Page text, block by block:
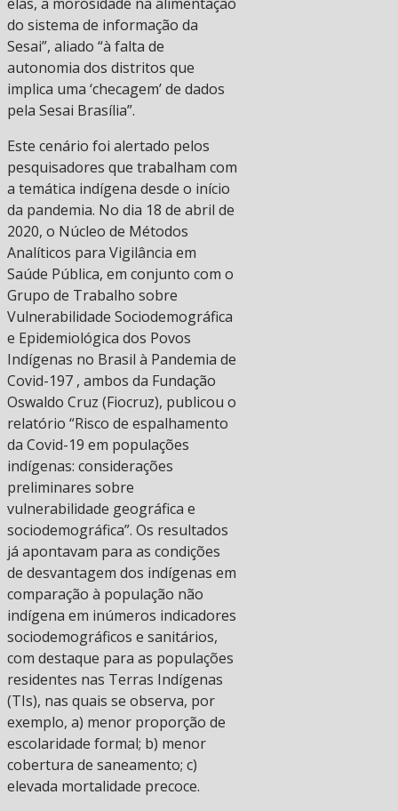
elas, a morosidade na alimentação
do sistema de informação da
Sesai”, aliado “à falta de
autonomia dos distritos que
implica uma ‘checagem’ de dados
pela Sesai Brasília”.
Este cenário foi alertado pelos
pesquisadores que trabalham com
a temática indígena desde o início
da pandemia. No dia 18 de abril de
2020, o Núcleo de Métodos
Analíticos para Vigilância em
Saúde Pública, em conjunto com o
Grupo de Trabalho sobre
Vulnerabilidade Sociodemográfica
e Epidemiológica dos Povos
Indígenas no Brasil à Pandemia de
Covid-197 , ambos da Fundação
Oswaldo Cruz (Fiocruz), publicou o
relatório “Risco de espalhamento
da Covid-19 em populações
indígenas: considerações
preliminares sobre
vulnerabilidade geográfica e
sociodemográfica”. Os resultados
já apontavam para as condições
de desvantagem dos indígenas em
comparação à população não
indígena em inúmeros indicadores
sociodemográficos e sanitários,
com destaque para as populações
residentes nas Terras Indígenas
(TIs), nas quais se observa, por
exemplo, a) menor proporção de
escolaridade formal; b) menor
cobertura de saneamento; c)
elevada mortalidade precoce.